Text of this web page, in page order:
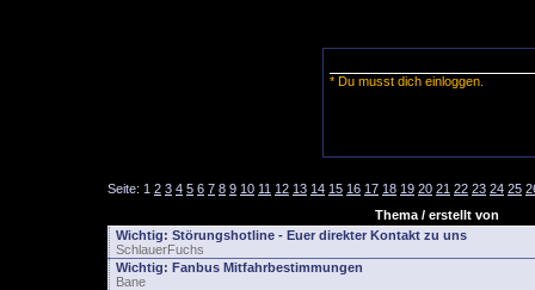
* Du musst dich einloggen.
Seite: 1 2 3 4 5 6 7 8 9 10 11 12 13 14 15 16 17 18 19 20 21 22 23 24 25
Thema / erstellt von
Wichtig: Störungshotline - Euer direkter Kontakt zu uns
SchlauerFuchs
Wichtig: Fanbus Mitfahrbestimmungen
Bane